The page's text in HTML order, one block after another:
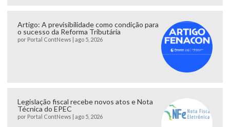
Artigo: A previsibilidade como condição para
o sucesso da Reforma Tributária
por Portal ContNews | ago 5, 2026
Legislação fiscal recebe novos atos e Nota
Técnica do EPEC
por Portal ContNews | ago 5, 2026